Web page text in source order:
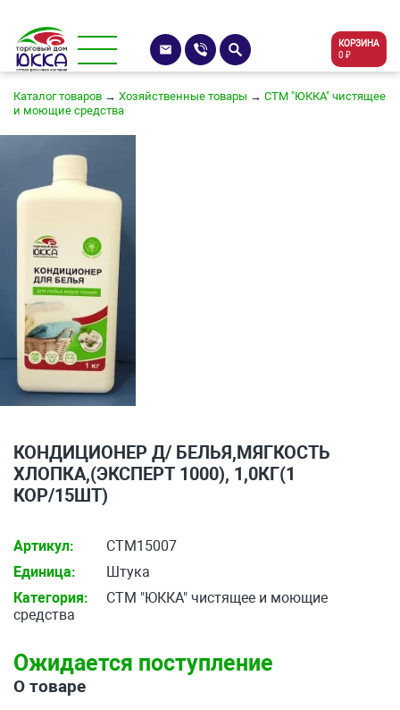
КОРЗИНА
0 ₽
Каталог товаров → Хозяйственные товары → СТМ "ЮККА" чистящее
и моющие средства
КОНДИЦИОНЕР Д/ БЕЛЬЯ,МЯГКОСТЬ
ХЛОПКА,(ЭКСПЕРТ 1000), 1,0КГ(1
КОР/15ШТ)
Артикул:
СТМ15007
Единица:
Штука
Категория:
СТМ "ЮККА" чистящее и моющие
средства
Ожидается поступление
О товаре